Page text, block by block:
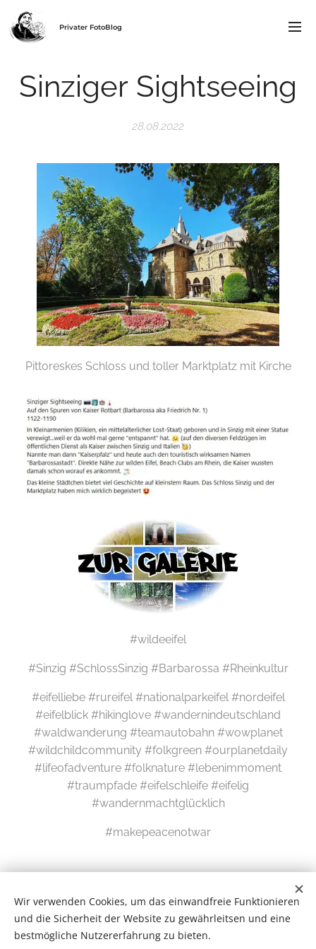
Privater FotoBlog
Sinziger Sightseeing
28.08.2022
Pittoreskes Schloss und toller Marktplatz mit Kirche
#wildeeifel
#Sinzig #SchlossSinzig #Barbarossa #Rheinkultur
#eifelliebe #rureifel #nationalparkeifel #nordeifel
#eifelblick #hikinglove #wandernindeutschland
#waldwanderung #teamautobahn #wowplanet
#wildchildcommunity #folkgreen #ourplanetdaily
#lifeofadventure #folknature #lebenimmoment
#traumpfade #eifelschleife #eifelig
#wandernmachtglücklich
#makepeacenotwar
Wir verwenden Cookies, um das einwandfreie Funktionieren
und die Sicherheit der Website zu gewährleitsen und eine
bestmögliche Nutzererfahrung zu bieten.